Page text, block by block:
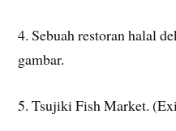
4. Sebuah restoran halal
gambar.
5. Tsujiki Fish Market.